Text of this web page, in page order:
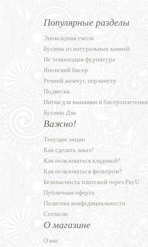
Популярные разделы
Эпоксидная смола
Бусины из натуральных камней
Не темнеющая фурнитура
Японский бисер
Речной жемчуг, перламутр
Подвески
Нитки для вышивки и бисероплетения
Бусины Дзи
Важно!
Текущие акции
Как сделать заказ?
Как пользоваться кладовой?
Как пользоваться фильтром?
Безопасность платежей через PayU
Публичная оферта
Политика конфедициальности
Согласие
О магазине
О нас